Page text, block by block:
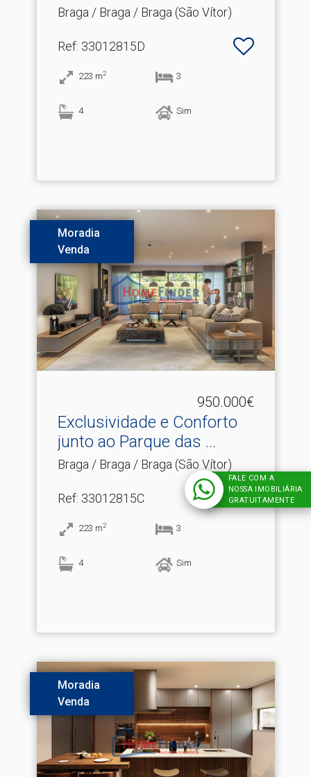
Braga / Braga / Braga (São Vítor)
Ref: 33012815D
223 m2 3
4 Sim
Moradia
Venda
950.000€
Exclusividade e Conforto
junto ao Parque das .​..
Braga / Braga / Braga (São Vítor)
Ref: 33012815C
223 m2 3
4 Sim
Moradia
Venda
FALE COM A
NOSSA IMOBILIÁRIA
GRATUITAMENTE